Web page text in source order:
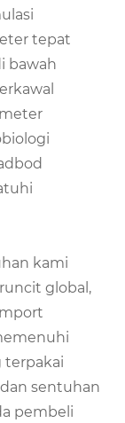
tepat
bawah
kami
global,
terpakai
sentuhan
pembeli